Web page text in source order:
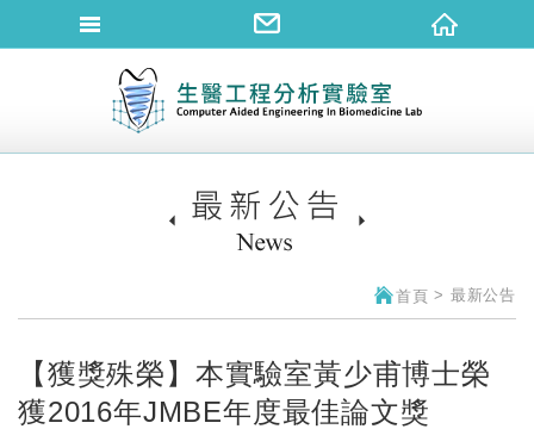
首頁 最新公告
【獲獎殊榮】本實驗室黃少甫博士榮
獲2016年JMBE年度最佳論文獎